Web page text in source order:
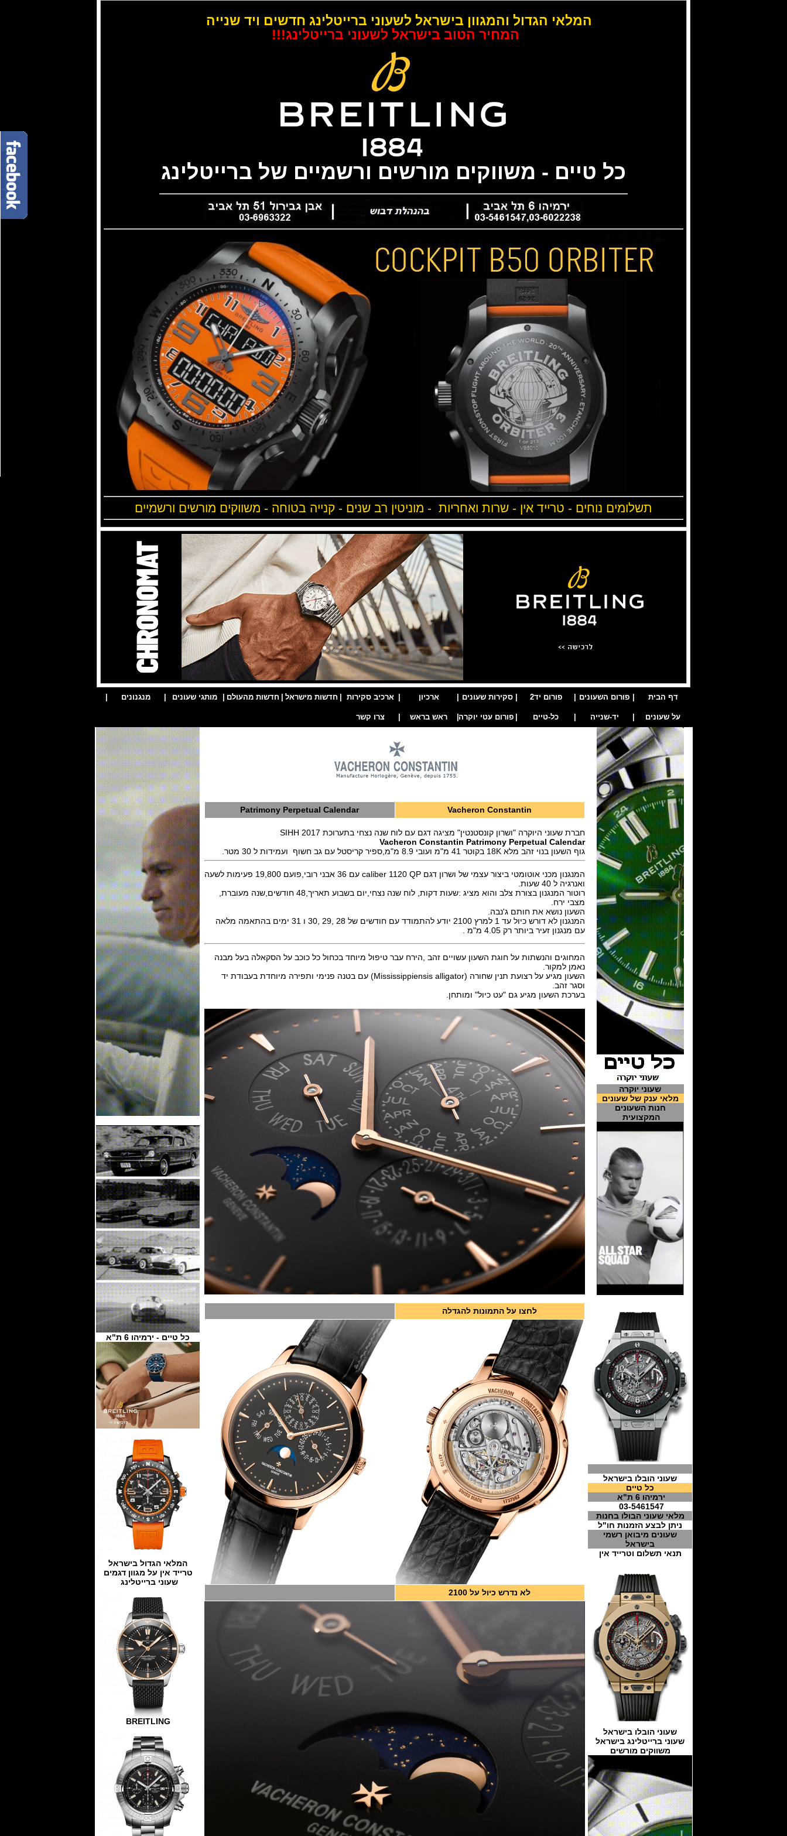
המלאי הגדול והמגוון בישראל לשעוני ברייטלינג חדשים ויד שנייה
המחיר הטוב בישראל לשעוני ברייטלינג!!!
כל טיים - משווקים מורשים ורשמיים של ברייטלינג
תשלומים נוחים - טרייד אין - שרות ואחריות - מוניטין רב שנים - קנייה בטוחה - משווקים מורשים ורשמיים
דף הבית פורום השעונים פורום יד2 סקירות שעונים ארכיון ארכיב סקירות חדשות מישראל חדשות מהעולם מותגי שעונים מנגנונים
על שעונים יד-שנייה כל-טיים פורום עטי יוקרה ראש בראש צרו קשר
שעוני יוקרה
מלאי ענק של שעונים
חנות השעונים
המקצועית
שעוני הובלו בישראל
כל טיים
ירמיהו 6 ת"א
03-5461547
מלאי שעוני הבולו בחנות
ניתן לבצע הזמנות חו"ל
שעונים מיבואן רשמי
בישראל
תנאי תשלום וטרייד אין
שעוני הובלו בישראל
שעוני ברייטלינג בישראל
משווקים מורשים
Vacheron Constantin
Patrimony Perpetual Calendar
חברת שעוני היוקרה "ושרון קונסטנטין" מציגה דגם עם לוח שנה נצחי בתערוכת SIHH 2017
Vacheron Constantin Patrimony Perpetual Calendar
גוף השעון בנוי זהב מלא 18K בקוטר 41 מ"מ ועובי 8.9 מ"מ,ספיר קריסטל עם גב חשוף ועמידות ל 30 מטר.
המנגנון מכני אוטומטי ביצור עצמי של ושרון דגם caliber 1120 QP עם 36 אבני רובי,פועם 19,800 פעימות לשעה
ואנרגיה ל 40 שעות.
רוטור המנגנון בצורת צלב והוא מציג :שעות דקות, לוח שנה נצחי,יום בשבוע תאריך,48 חודשים,שנה מעוברת,
מצבי ירח.
השעון נושא את חותם ג'נבה.
המנגנון לא דורש כיול עד 1 למרץ 2100 יודע להתמודד עם חודשים של 28 ,29 ,30 ו 31 ימים בהתאמה מלאה
עם מנגנון זעיר ביותר רק 4.05 מ"מ .
המחוגים והנשתות על חוגת השעון עשויים זהב ,הירח עבר טיפול מיוחד בכחול כל כוכב על הסקאלה בעל מבנה
נאמן למקור.
השעון מגיע על רצועת תנין שחורה (Mississippiensis alligator) עם בטנה פנימי ותפירה מיוחדת בעבודת יד
וסגר זהב.
בערכת השעון מגיע גם "עט כיול" ומותחן.
לחצו על התמונות להגדלה
לא נדרש כיול על 2100
כל טיים - ירמיהו 6 ת"א
המלאי הגדול בישראל
טרייד אין על מגוון דגמים
שעוני ברייטלינג
BREITLING